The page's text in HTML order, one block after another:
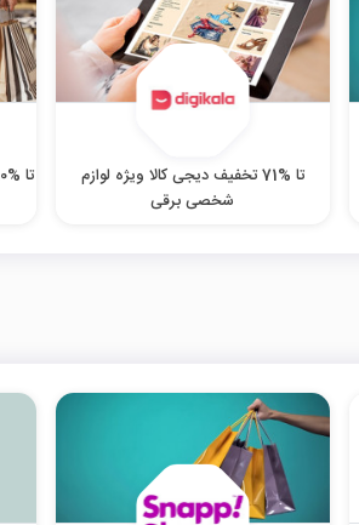
تا %71 تخفیف دیجی کالا ویژه لوازم
شخصی برقی